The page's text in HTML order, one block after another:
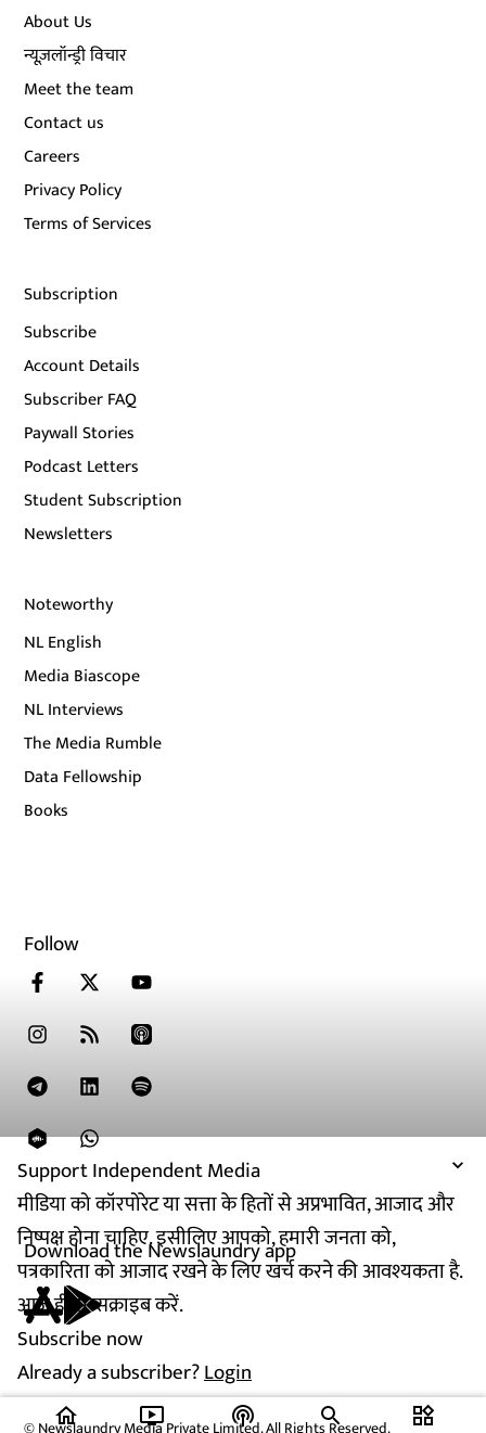
Support Independent Media
मीडिया को कॉरपोरेट या सत्ता के हितों से अप्रभावित, आजाद और
निष्पक्ष होना चाहिए. इसीलिए आपको, हमारी जनता को,
पत्रकारिता को आजाद रखने के लिए खर्च करने की आवश्यकता है.
आज ही सब्सक्राइब करें.
Subscribe now
Already a subscriber?Login
About Us
न्यूज़लॉन्ड्री विचार
Meet the team
Contact us
Careers
Privacy Policy
Terms of Services
Subscription
Subscribe
Account Details
Subscriber FAQ
Paywall Stories
Podcast Letters
Student Subscription
Newsletters
Noteworthy
NL English
Media Biascope
NL Interviews
The Media Rumble
Data Fellowship
Books
Follow
Download the Newslaundry app
© Newslaundry Media Private Limited. All Rights Reserved.
home ondemand_video podcasts widgets